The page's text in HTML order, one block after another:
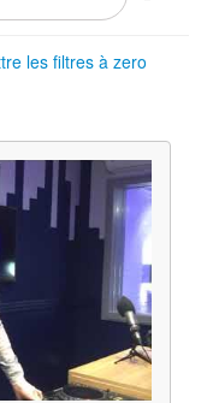
les filtres à zero